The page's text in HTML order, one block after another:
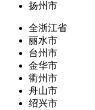
扬州市
全浙江省
丽水市
台州市
金华市
衢州市
舟山市
绍兴市